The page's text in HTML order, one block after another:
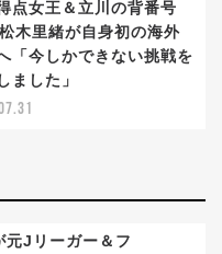
点女王＆立川の背番号
木里緒が自身初の海外
「今しかできない挑戦を
ました」
元Jリーガー＆フ